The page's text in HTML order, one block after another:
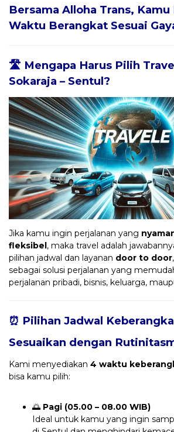
Bersama Alloha Trans, Kamu
Waktu Berangkat Sesuai
🛣️ Mengapa Harus Pilih
Sokaraja – Sentul?
Jika kamu ingin perjalanan yang
fleksibel, maka travel adalah
pilihan jadwal dan layanan door to door
sebagai solusi perjalanan yang
perjalanan pribadi, bisnis, keluarga,
⏰ Pilihan Jadwal
Sesuaikan dengan
Kami menyediakan 4 waktu
bisa kamu pilih:
🌅 Pagi (05.00 – 08.00 WIB)
Ideal untuk kamu yang ingin